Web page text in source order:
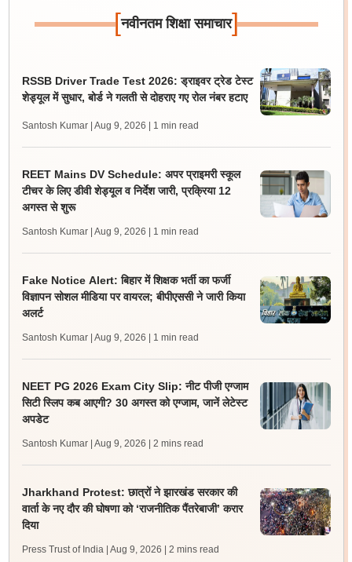
[नवीनतम शिक्षा समाचार]
RSSB Driver Trade Test 2026: ड्राइवर ट्रेड टेस्ट
शेड्यूल में सुधार, बोर्ड ने गलती से दोहराए गए रोल नंबर हटाए
Santosh Kumar | Aug 9, 2026 | 1 min read
REET Mains DV Schedule: अपर प्राइमरी स्कूल
टीचर के लिए डीवी शेड्यूल व निर्देश जारी, प्रक्रिया 12
अगस्त से शुरू
Santosh Kumar | Aug 9, 2026 | 1 min read
Fake Notice Alert: बिहार में शिक्षक भर्ती का फर्जी
विज्ञापन सोशल मीडिया पर वायरल; बीपीएससी ने जारी किया
अलर्ट
Santosh Kumar | Aug 9, 2026 | 1 min read
NEET PG 2026 Exam City Slip: नीट पीजी एग्जाम
सिटी स्लिप कब आएगी? 30 अगस्त को एग्जाम, जानें लेटेस्ट
अपडेट
Santosh Kumar | Aug 9, 2026 | 2 mins read
Jharkhand Protest: छात्रों ने झारखंड सरकार की
वार्ता के नए दौर की घोषणा को ‘राजनीतिक पैंतरेबाजी’ करार
दिया
Press Trust of India | Aug 9, 2026 | 2 mins read